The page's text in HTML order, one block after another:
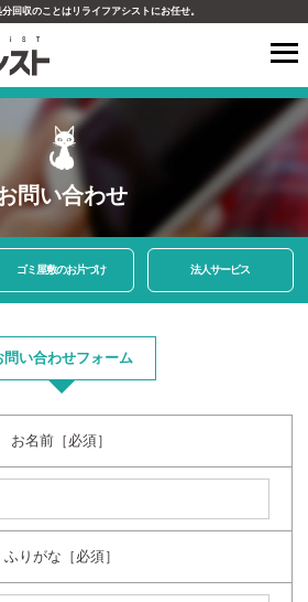
回収のことはリライフアシストにお任せ。
問い合わせ
ゴミ屋敷のお片づけ 法人サービス
問い合わせフォーム
お名前［必須］
ふりがな［必須］